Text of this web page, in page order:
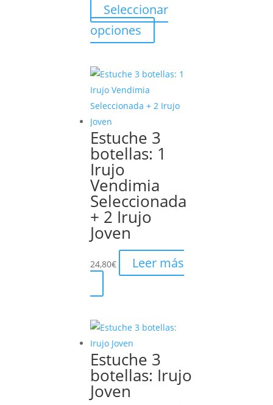
de
precios:
hasta
Seleccionar
opciones
producto
múltiples
Las
se
pueden
en
la
producto
Estuche 3
botellas: 1
Irujo
Vendimia
Seleccionada
+ 2 Irujo
Joven
24,80€ Leer más
Estuche 3
botellas: Irujo
Joven